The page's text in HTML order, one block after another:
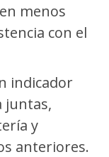
menos
con el
indicador
juntas,
y
anteriores.